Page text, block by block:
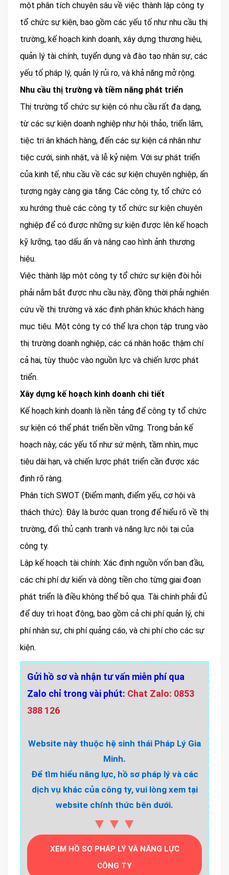
một phân tích chuyên sâu về việc thành lập công ty
tổ chức sự kiện, bao gồm các yếu tố như nhu cầu thị
trường, kế hoạch kinh doanh, xây dựng thương hiệu,
quản lý tài chính, tuyển dụng và đào tạo nhân sự, các
yếu tố pháp lý, quản lý rủi ro, và khả năng mở rộng.
Nhu cầu thị trường và tiềm năng phát triển
Thị trường tổ chức sự kiện có nhu cầu rất đa dạng,
từ các sự kiện doanh nghiệp như hội thảo, triển lãm,
tiệc tri ân khách hàng, đến các sự kiện cá nhân như
tiệc cưới, sinh nhật, và lễ kỷ niệm. Với sự phát triển
của kinh tế, nhu cầu về các sự kiện chuyên nghiệp, ấn
tượng ngày càng gia tăng. Các công ty, tổ chức có
xu hướng thuê các công ty tổ chức sự kiện chuyên
nghiệp để có được những sự kiện được lên kế hoạch
kỹ lưỡng, tạo dấu ấn và nâng cao hình ảnh thương
hiệu.
Việc thành lập một công ty tổ chức sự kiện đòi hỏi
phải nắm bắt được nhu cầu này, đồng thời phải nghiên
cứu về thị trường và xác định phân khúc khách hàng
mục tiêu. Một công ty có thể lựa chọn tập trung vào
thị trường doanh nghiệp, các cá nhân hoặc thậm chí
cả hai, tùy thuộc vào nguồn lực và chiến lược phát
triển.
Xây dựng kế hoạch kinh doanh chi tiết
Kế hoạch kinh doanh là nền tảng để công ty tổ chức
sự kiện có thể phát triển bền vững. Trong bản kế
hoạch này, các yếu tố như sứ mệnh, tầm nhìn, mục
tiêu dài hạn, và chiến lược phát triển cần được xác
định rõ ràng.
Phân tích SWOT (Điểm mạnh, điểm yếu, cơ hội và
thách thức): Đây là bước quan trọng để hiểu rõ về thị
trường, đối thủ cạnh tranh và năng lực nội tại của
công ty.
Lập kế hoạch tài chính: Xác định nguồn vốn ban đầu,
các chi phí dự kiến và dòng tiền cho từng giai đoạn
phát triển là điều không thể bỏ qua. Tài chính phải đủ
để duy trì hoạt động, bao gồm cả chi phí quản lý, chi
phí nhân sự, chi phí quảng cáo, và chi phí cho các sự
kiện.
Gửi hồ sơ và nhận tư vấn miễn phí qua
Zalo chỉ trong vài phút: Chat Zalo: 0853
388 126
Website này thuộc hệ sinh thái Pháp Lý Gia
Minh.
Để tìm hiểu năng lực, hồ sơ pháp lý và các
dịch vụ khác của công ty, vui lòng xem tại
website chính thức bên dưới.
▼▼▼
XEM HỒ SƠ PHÁP LÝ VÀ NĂNG LỰC
CÔNG TY